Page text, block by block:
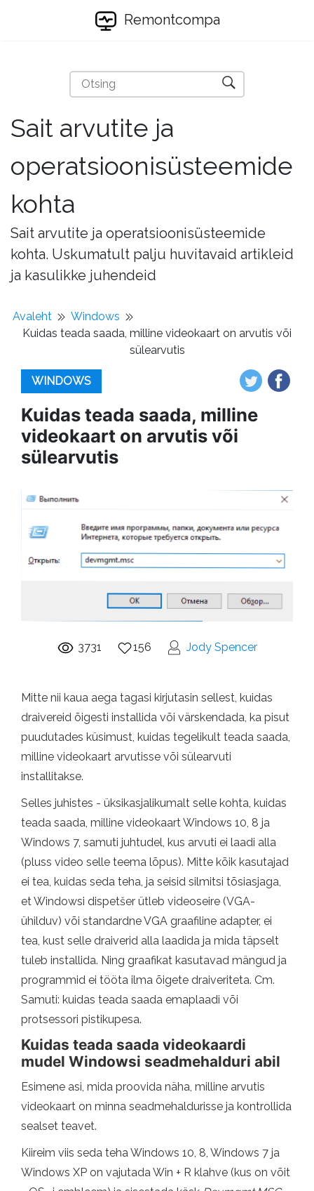
Remontcompa
Sait arvutite ja
operatsioonisüsteemide
kohta
Sait arvutite ja operatsioonisüsteemide
kohta. Uskumatult palju huvitavaid artikleid
ja kasulikke juhendeid
Avaleht
Windows
Kuidas teada saada, milline videokaart on arvutis või
sülearvutis
WINDOWS
Kuidas teada saada, milline
videokaart on arvutis või
sülearvutis
3731 156 Jody Spencer
Mitte nii kaua aega tagasi kirjutasin sellest, kuidas
draivereid õigesti installida või värskendada, ka pisut
puudutades küsimust, kuidas tegelikult teada saada,
milline videokaart arvutisse või sülearvuti
installitakse.
Selles juhistes - üksikasjalikumalt selle kohta, kuidas
teada saada, milline videokaart Windows 10, 8 ja
Windows 7, samuti juhtudel, kus arvuti ei laadi alla
(pluss video selle teema lõpus). Mitte kõik kasutajad
ei tea, kuidas seda teha, ja seisid silmitsi tõsiasjaga,
et Windowsi dispetšer ütleb videoseire (VGA-
ühilduv) või standardne VGA graafiline adapter, ei
tea, kust selle draiverid alla laadida ja mida täpselt
tuleb installida. Ning graafikat kasutavad mängud ja
programmid ei tööta ilma õigete draiveriteta. Cm.
Samuti: kuidas teada saada emaplaadi või
protsessori pistikupesa.
Kuidas teada saada videokaardi
mudel Windowsi seadmehalduri abil
Esimene asi, mida proovida näha, milline arvutis
videokaart on minna seadmehaldurisse ja kontrollida
sealset teavet.
Kiireim viis seda teha Windows 10, 8, Windows 7 ja
Windows XP on vajutada Win + R klahve (kus on võit